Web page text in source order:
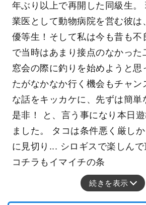
年ぶり以上で再開した同級生。
業医として動物病院を営む彼は
優等生！そして私は今も昔も不
で当時はあまり接点のなかった
窓会の際に釣りを始めようと思
たがなかなか行く機会もチャン
な話をキッカケに、先ずは簡単
是非！ と、言う事になり本日
ました。 タコは条件悪く厳し
に見切り... シロギスで楽しんで
コチラもイマイチの条
続きを表示